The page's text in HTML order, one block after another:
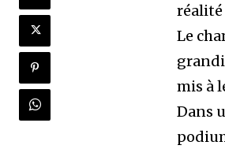
Le
mis à
Dans